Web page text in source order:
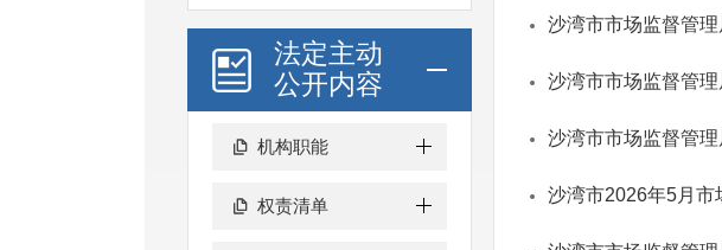
法定主动
公开内容
机构职能
权责清单
沙湾市市场监督管
沙湾市市场监督管
沙湾市市场监督管理
沙湾市2026年5月市